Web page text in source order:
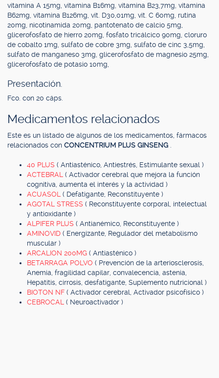
vitamina A 15mg, vitamina B16mg, vitamina B23,7mg, vitamina
B62mg, vitamina B126mg, vit. D30,01mg, vit. C 60mg, rutina
20mg, nicotinamida 20mg, pantotenato de calcio 5mg,
glicerofosfato de hierro 20mg, fosfato tricálcico 90mg, cloruro
de cobalto 1mg, sulfato de cobre 3mg, sulfato de cinc 3,5mg,
sulfato de manganeso 3mg, glicerofosfato de magnesio 25mg,
glicerofosfato de potasio 10mg,
Presentación.
Fco. con 20 cáps.
Medicamentos relacionados
Este es un listado de algunos de los medicamentos, fármacos
relacionados con CONCENTRIUM PLUS GINSENG
40 PLUS ( Antiasténico, Antiestrés, Estimulante sexual )
ACTEBRAL ( Activador cerebral que mejora la función
cognitiva, aumenta el interés y la actividad )
ACUASOL ( Defatigante, Reconstituyente )
AGOTAL STRESS ( Reconstituyente corporal, intelectual
y antioxidante )
ALPIFER PLUS ( Antianémico, Reconstituyente )
AMINOVID ( Energizante, Regulador del metabolismo
muscular )
ARCALION 200MG ( Antiasténico )
BETARRAGA POLVO ( Prevención de la arteriosclerosis,
Anemia, fragilidad capilar, convalecencia, astenia,
Hepatitis, cirrosis, desfatigante, Suplemento nutricional )
BIOTON NF ( Activador cerebral, Activador psicofísico )
CEBROCAL ( Neuroactivador )